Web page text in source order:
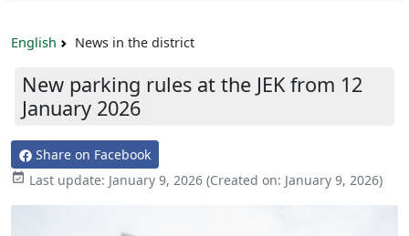
English News in the district
New parking rules at the JEK from 12
January 2026
Share on Facebook
 Last update: January 9, 2026 (Created on: January 9, 2026)